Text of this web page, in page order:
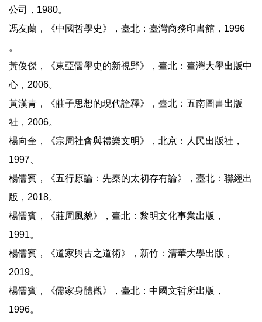
公司，1980。
馮友蘭，《中國哲學史》，臺北：臺灣商務印書館，1996
。
黃俊傑，《東亞儒學史的新視野》，臺北：臺灣大學出版中
心，2006。
黃漢青，《莊子思想的現代詮釋》，臺北：五南圖書出版
社，2006。
楊向奎，《宗周社會與禮樂文明》，北京：人民出版社，
1997、
楊儒賓，《五行原論：先秦的太初存有論》，臺北：聯經出
版，2018。
楊儒賓，《莊周風貌》，臺北：黎明文化事業出版，
1991。
楊儒賓，《道家與古之道術》，新竹：清華大學出版，
2019。
楊儒賓，《儒家身體觀》，臺北：中國文哲所出版，
1996。